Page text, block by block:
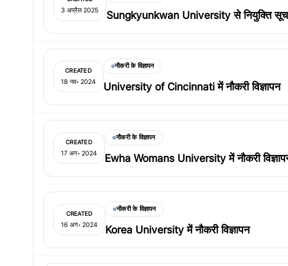
3 अप्रैल 2025 Sungkyunkwan University से नियुक्ति
CREATED
18 नव॰ 2024
नौकरी के विज्ञापन
University of Cincinnati में नौकरी विज्ञापन
CREATED
17 अग॰ 2024
नौकरी के विज्ञापन
Ewha Womans University में नौकरी
CREATED
16 अग॰ 2024
नौकरी के विज्ञापन
Korea University में नौकरी विज्ञापन